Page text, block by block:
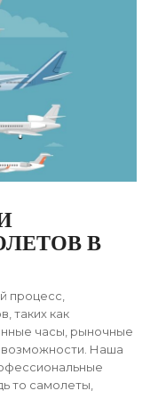
В
процесс,
таких как
часы, рыночные
возможности. Наша
то самолеты,